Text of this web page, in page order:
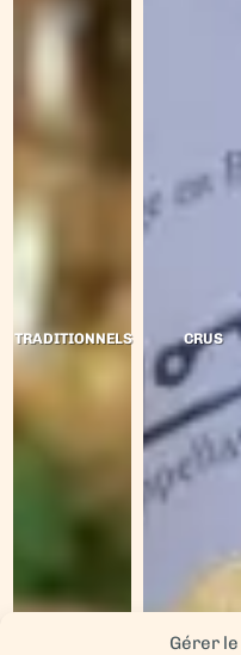
Gérer
TRADITIONNELS CRUS